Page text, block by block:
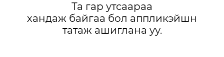
Та гар утсаараа
хандаж байгаа бол аппликэйшн
татаж ашиглана уу.